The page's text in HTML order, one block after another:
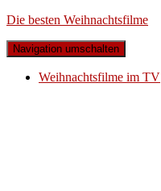
Die besten Weihnachtsfilme
Navigation umschalten
Weihnachtsfilme im TV